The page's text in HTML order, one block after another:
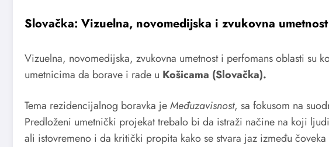
Slovačka: Vizuelna, novomedijska i zvukovna
Vizuelna, novomedijska, zvukovna umetnost i perfomans oblasti su
umetnicima da borave i rade u Košicama (Slovačka).
Tema rezidencijalnog boravka jeMeđuzavisnost, sa fokusom na
Predloženi umetnički projekat trebalo bi da istraži načine na koji
ali istovremeno i da kritički propita kako se stvara jaz između